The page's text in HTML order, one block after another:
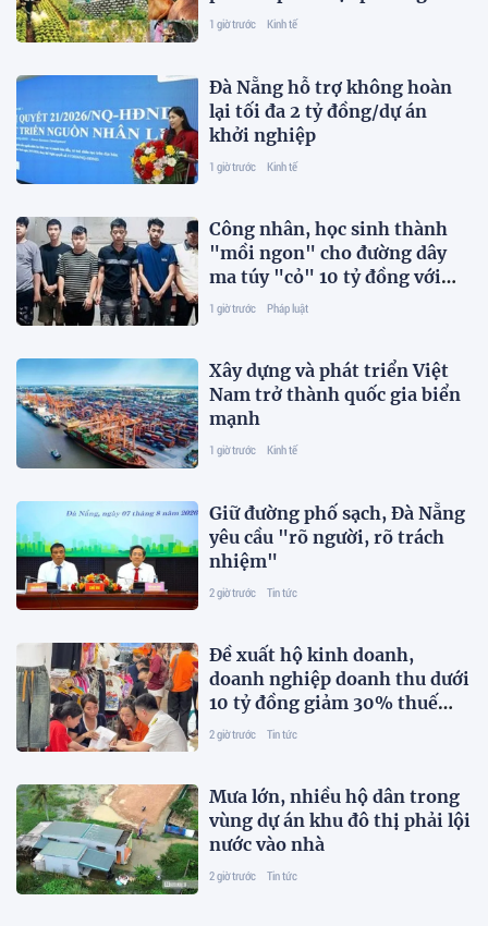
1 giờ trước Kinh tế
Đà Nẵng hỗ trợ không hoàn
lại tối đa 2 tỷ đồng/dự án
khởi nghiệp
1 giờ trước Kinh tế
Công nhân, học sinh thành
"mồi ngon" cho đường dây
ma túy "cỏ" 10 tỷ đồng với
hàng nghìn giao dịch
1 giờ trước Pháp luật
Xây dựng và phát triển Việt
Nam trở thành quốc gia biển
mạnh
1 giờ trước Kinh tế
Giữ đường phố sạch, Đà Nẵng
yêu cầu "rõ người, rõ trách
nhiệm"
2 giờ trước Tin tức
Đề xuất hộ kinh doanh,
doanh nghiệp doanh thu dưới
10 tỷ đồng giảm 30% thuế
thu nhập
2 giờ trước Tin tức
Mưa lớn, nhiều hộ dân trong
vùng dự án khu đô thị phải lội
nước vào nhà
2 giờ trước Tin tức